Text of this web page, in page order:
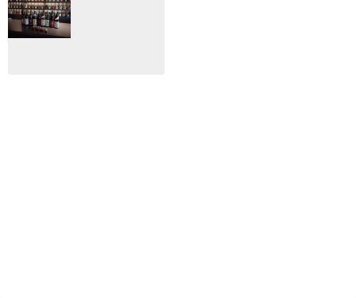
間限定！クリスマ
スディナーブッフ
ェ開催☆